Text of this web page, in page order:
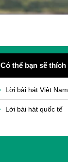
Có thể bạn sẽ thích
Lời bài hát Việt Nam
Lời bài hát quốc tế